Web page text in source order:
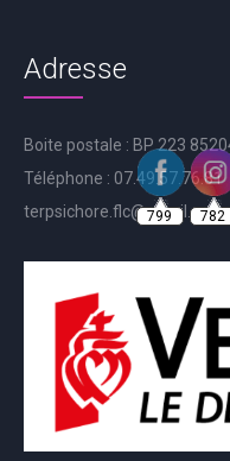
Adresse
Boite postale : BP 223
Téléphone : 07.49.57.76.81
terpsichore.flc@gmail.com
799 782